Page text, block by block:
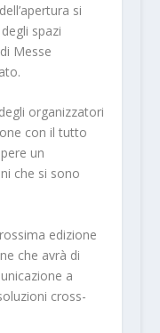
si
spazi
Messe
organizzatori
con il tutto
un
che si sono
edizione
che avrà di
a
cross-